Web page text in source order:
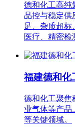
德和化工高纯
品控与稳定供
足、杂质超
医疗、精密检
福建德和化
德和化工聚焦
业气体等产品
等关键领域。